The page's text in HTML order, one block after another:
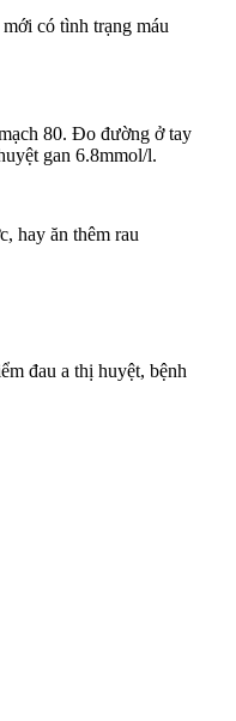
có tình trạng máu
80. Đo đường ở tay
gan 6.8mmol/l.
hay ăn thêm rau
đau a thị huyệt, bệnh